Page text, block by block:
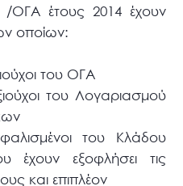
έτους 2014 έχουν
οποίων:
του ΟΓΑ
του Λογαριασμού
του Κλάδου
έχουν εξοφλήσει τις
και επιπλέον